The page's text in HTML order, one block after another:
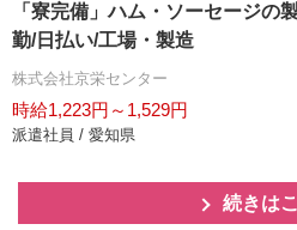
「寮完備」ハム・ソーセージの
勤/日払い/工場・製造
株式会社京栄センター
時給1,223円～1,529円
派遣社員 / 愛知県
続きは